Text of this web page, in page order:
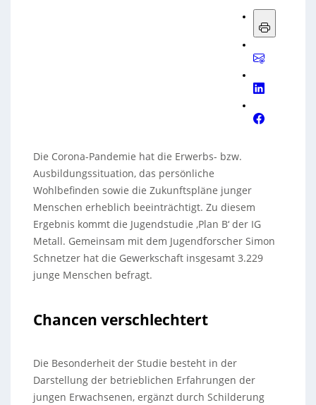
Die Corona-Pandemie hat die Erwerbs- bzw.
Ausbildungssituation, das persönliche
Wohlbefinden sowie die Zukunftspläne junger
Menschen erheblich beeinträchtigt. Zu diesem
Ergebnis kommt die Jugendstudie ‚Plan B‘ der IG
Metall. Gemeinsam mit dem Jugendforscher Simon
Schnetzer hat die Gewerkschaft insgesamt 3.229
junge Menschen befragt.
Chancen verschlechtert
Die Besonderheit der Studie besteht in der
Darstellung der betrieblichen Erfahrungen der
jungen Erwachsenen, ergänzt durch Schilderung